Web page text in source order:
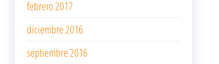
febrero 2017
diciembre 2016
septiembre 2016